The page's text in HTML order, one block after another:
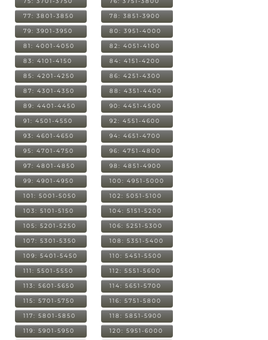
77: 3801-3850 78: 3851-3900
79: 3901-3950 80: 3951-4000
81: 4001-4050 82: 4051-4100
83: 4101-4150 84: 4151-4200
85: 4201-4250 86: 4251-4300
87: 4301-4350 88: 4351-4400
89: 4401-4450 90: 4451-4500
91: 4501-4550 92: 4551-4600
93: 4601-4650 94: 4651-4700
95: 4701-4750 96: 4751-4800
97: 4801-4850 98: 4851-4900
99: 4901-4950 100: 4951-5000
101: 5001-5050 102: 5051-5100
103: 5101-5150 104: 5151-5200
105: 5201-5250 106: 5251-5300
107: 5301-5350 108: 5351-5400
109: 5401-5450 110: 5451-5500
111: 5501-5550 112: 5551-5600
113: 5601-5650 114: 5651-5700
115: 5701-5750 116: 5751-5800
117: 5801-5850 118: 5851-5900
119: 5901-5950 120: 5951-6000